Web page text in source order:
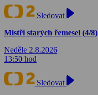
Sledovat
Mistři starých řemesel (4/8)
Neděle 2.8.2026
13:50 hod
Sledovat